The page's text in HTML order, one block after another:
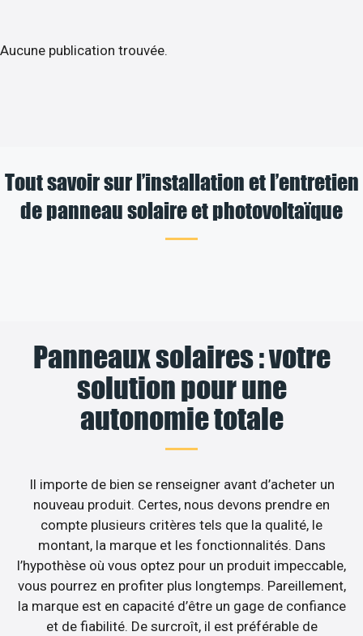
Aucune publication trouvée.
Tout savoir sur l’installation et l’entretien
de panneau solaire et photovoltaïque
Panneaux solaires : votre
solution pour une
autonomie totale
Il importe de bien se renseigner avant d’acheter un
nouveau produit. Certes, nous devons prendre en
compte plusieurs critères tels que la qualité, le
montant, la marque et les fonctionnalités. Dans
l’hypothèse où vous optez pour un produit impeccable,
vous pourrez en profiter plus longtemps. Pareillement,
la marque est en capacité d’être un gage de confiance
et de fiabilité. De surcroît, il est préférable de